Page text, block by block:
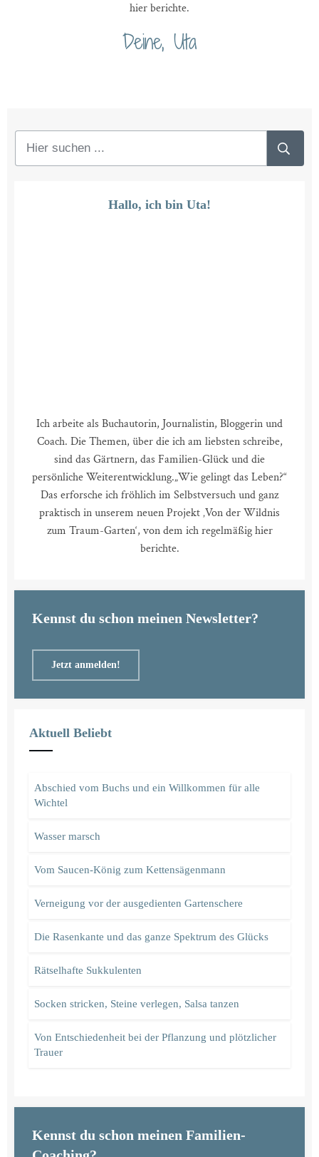
hier berichte.
Deine, Uta
Hallo, ich bin Uta!
Ich arbeite als Buchautorin, Journalistin, Bloggerin und
Coach. Die Themen, über die ich am liebsten schreibe,
sind das Gärtnern, das Familien-Glück und die
persönliche Weiterentwicklung.„Wie gelingt das Leben?“
Das erforsche ich fröhlich im Selbstversuch und ganz
praktisch in unserem neuen Projekt ‚Von der Wildnis
zum Traum-Garten‘, von dem ich regelmäßig hier
berichte.
Kennst du schon meinen Newsletter?
Jetzt anmelden!
Aktuell Beliebt
Abschied vom Buchs und ein Willkommen für alle
Wichtel
Wasser marsch
Vom Saucen-König zum Kettensägenmann
Verneigung vor der ausgedienten Gartenschere
Die Rasenkante und das ganze Spektrum des Glücks
Rätselhafte Sukkulenten
Socken stricken, Steine verlegen, Salsa tanzen
Von Entschiedenheit bei der Pflanzung und plötzlicher
Trauer
Kennst du schon meinen Familien-